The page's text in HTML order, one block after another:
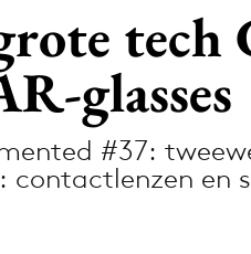
Design
Digital
tech
glasses
#37:
contactlenzen en